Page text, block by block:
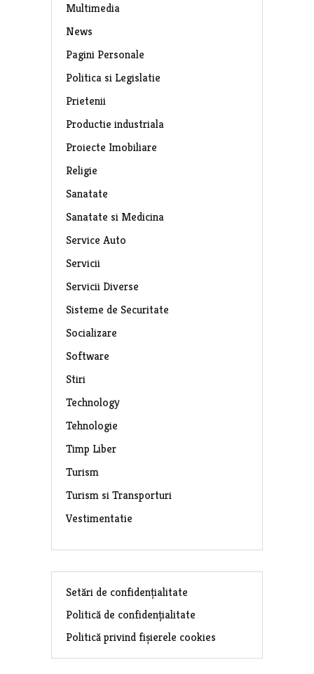
Multimedia
News
Pagini Personale
Politica si Legislatie
Prietenii
Productie industriala
Proiecte Imobiliare
Religie
Sanatate
Sanatate si Medicina
Service Auto
Servicii
Servicii Diverse
Sisteme de Securitate
Socializare
Software
Stiri
Technology
Tehnologie
Timp Liber
Turism
Turism si Transporturi
Vestimentatie
Setări de confidențialitate
Politică de confidențialitate
Politică privind fișierele cookies